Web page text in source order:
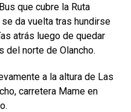
que cubre la Ruta
da vuelta tras hundirse
atrás luego de quedar
del norte de Olancho.
a la altura de Las
carretera Mame en